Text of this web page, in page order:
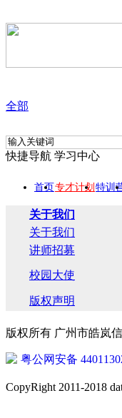
全部
快捷导航 学习中心
首页专才计划 特训
关于我们
关于我们
讲师招募
校园大使
版权声明
版权所有 广州市皓岚
粤公网安备
CopyRight 2011-2018